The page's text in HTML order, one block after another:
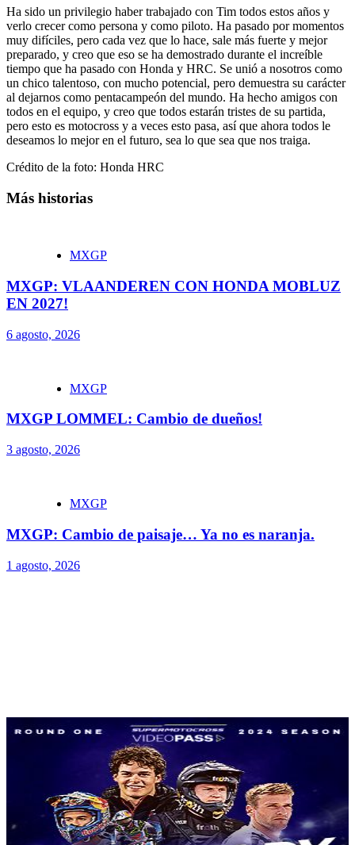
Ha sido un privilegio haber trabajado con Tim todos estos años y
verlo crecer como persona y como piloto. Ha pasado por momentos
muy difíciles, pero cada vez que lo hace, sale más fuerte y mejor
preparado, y creo que eso se ha demostrado durante el increíble
tiempo que ha pasado con Honda y HRC. Se unió a nosotros como
un chico talentoso, con mucho potencial, pero demuestra su carácter
al dejarnos como pentacampeón del mundo. Ha hecho amigos con
todos en el equipo, y creo que todos estarán tristes de su partida,
pero esto es motocross y a veces esto pasa, así que ahora todos le
deseamos lo mejor en el futuro, sea lo que sea que nos traiga.
Crédito de la foto: Honda HRC
Más historias
MXGP
MXGP: VLAANDEREN CON HONDA MOBLUZ
EN 2027!
6 agosto, 2026
MXGP
MXGP LOMMEL: Cambio de dueños!
3 agosto, 2026
MXGP
MXGP: Cambio de paisaje… Ya no es naranja.
1 agosto, 2026